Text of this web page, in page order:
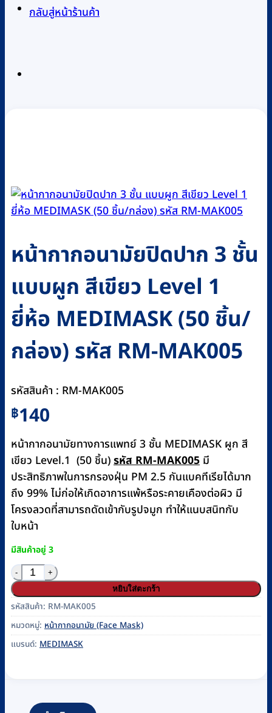
กลับสู่หน้าร้านค้า
หน้ากากอนามัยปิดปาก 3 ชั้น
แบบผูก สีเขียว Level 1
ยี่ห้อ MEDIMASK (50 ชิ้น/
กล่อง) รหัส RM-MAK005
รหัสสินค้า : RM-MAK005
฿140
หน้ากากอนามัยทางการแพทย์ 3 ชั้น MEDIMASK ผูก สี
เขียว Level.1 (50 ชิ้น)รหัส RM-MAK005 มี
ประสิทธิภาพในการกรองฝุ่น PM 2.5 กันแบคทีเรียได้มาก
ถึง 99% ไม่ก่อให้เกิดอาการแพ้หรือระคายเคืองต่อผิว มี
โครงลวดที่สามารถดัดเข้ากับรูปจมูก ทำให้แนบสนิทกับ
ใบหน้า
มีสินค้าอยู่ 3
จำนวน หน้ากากอนามัยปิดปาก 3 ชั้น แบบผูก สีเขียว Level
หยิบใส่ตะกร้า
รหัสสินค้า: RM-MAK005
หมวดหมู่: หน้ากากอนามัย (Face Mask)
แบรนด์: MEDIMASK